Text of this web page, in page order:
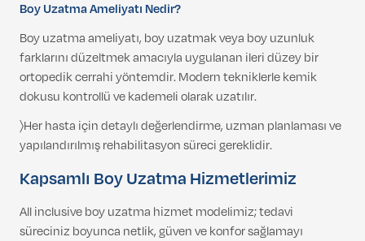
Boy Uzatma Ameliyatı Nedir?
Boy uzatma ameliyatı, boy uzatmak veya boy uzunluk
farklarını düzeltmek amacıyla uygulanan ileri düzey bir
ortopedik cerrahi yöntemdir. Modern tekniklerle kemik
dokusu kontrollü ve kademeli olarak uzatılır.
〉Her hasta için detaylı değerlendirme, uzman planlaması ve
yapılandırılmış rehabilitasyon süreci gereklidir.
Kapsamlı Boy Uzatma Hizmetlerimiz
All inclusive boy uzatma hizmet modelimiz; tedavi
süreciniz boyunca netlik, güven ve konfor sağlamayı